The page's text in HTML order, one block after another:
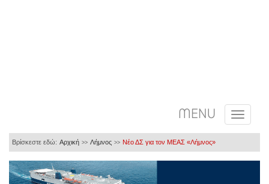
MENU
Βρίσκεστε εδώ: Αρχική >> Λήμνος >> Νέο ΔΣ για τον ΜΕΑΣ «Λήμνος»